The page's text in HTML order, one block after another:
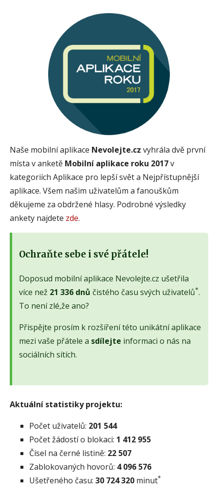
Naše mobilní aplikace Nevolejte.cz vyhrála dvě první
místa v anketě Mobilní aplikace roku 2017v
kategoriích Aplikace pro lepší svět a Nejpřístupnější
aplikace. Všem našim uživatelům a fanouškům
děkujeme za obdržené hlasy. Podrobné výsledky
ankety najdete zde.
Ochraňte sebe i své přátele!
Doposud mobilní aplikace Nevolejte.cz ušetřila
více než 21 336 dnů čistého času svých uživatelů*.
To není zlé,že ano?
Přispějte prosím k rozšíření této unikátní aplikace
mezi vaše přátele a sdílejte informaci o nás na
sociálních sítích.
Aktuální statistiky projektu:
Počet uživatelů: 201 544
Počet žádostí o blokaci: 1 412 955
Čísel na černé listině: 22 507
Zablokovaných hovorů: 4 096 576
Ušetřeného času: 30 724 320 minut*